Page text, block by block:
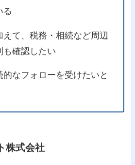
る
えて、税務・相続など周辺
も確認したい
的なフォローを受けたいと
株式会社